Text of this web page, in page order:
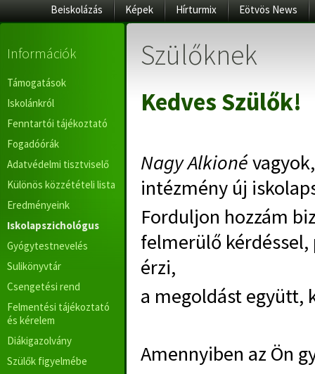
Beiskolázás
Képek Hírturmix Eötvös News
Információk
Támogatások
Iskolánkról
Fenntartói tájékoztató
Fogadóórák
Adatvédelmi tisztviselő
Különös közzétételi lista
Eredményeink
Iskolapszichológus
Gyógytestnevelés
Sulikönyvtár
Csengetési rend
Felmentési tájékoztató
és kérelem
Diákigazolvány
Szülők figyelmébe
Szülőknek
Kedves Szülők!
Nagy Alkioné
intézmény új
Forduljon hozzám
felmerülő
érzi,
a megoldást együtt,
Amennyiben az Ön